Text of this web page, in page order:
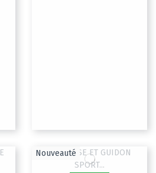
Nouveauté